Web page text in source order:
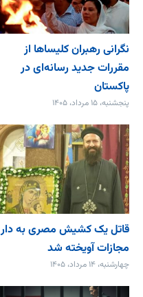
نگرانی رهبران کلیساها از
مقررات جدید رسانه‌ای در
پاکستان
پنجشنبه، ۱۵ مرداد، ۱۴۰۵
قاتل یک کشیش مصری به دار
مجازات آویخته شد
چهارشنبه، ۱۴ مرداد، ۱۴۰۵